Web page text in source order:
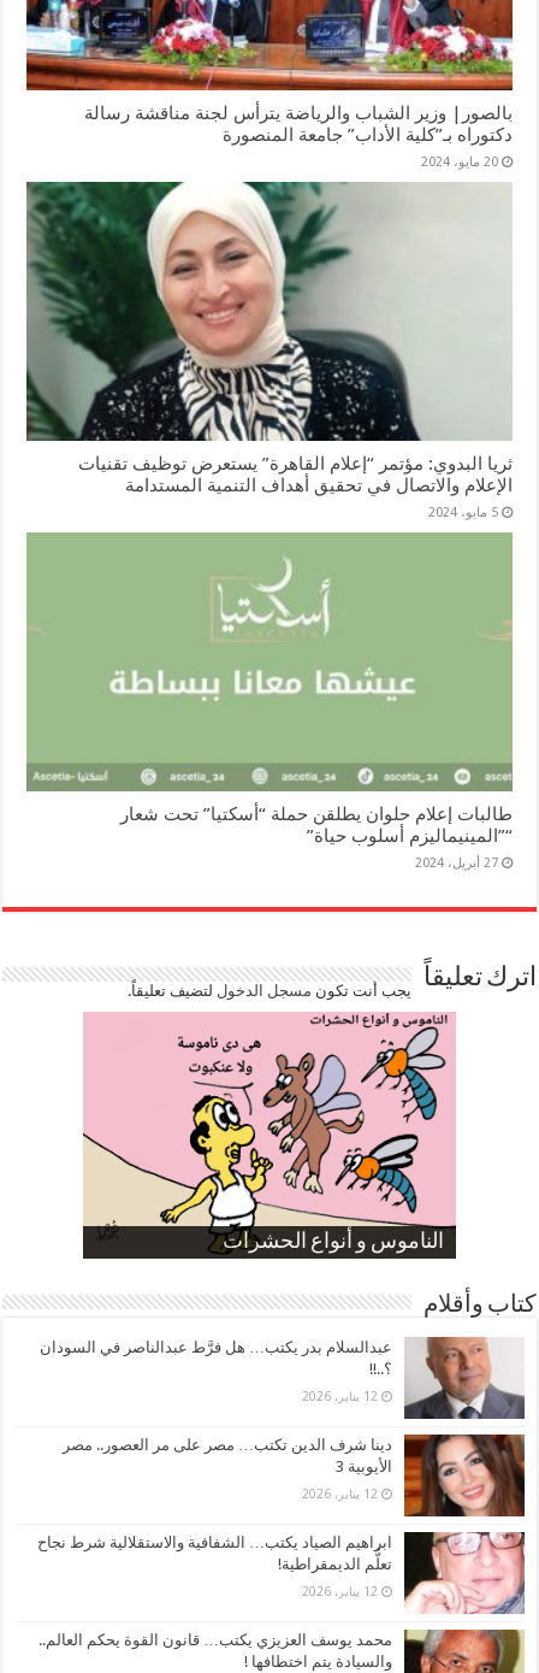
بالصور| وزير الشباب والرياضة يترأس لجنة مناقشة رسالة
دكتوراه بـ”كلية الأداب” جامعة المنصورة
20 مايو، 2024
ثريا البدوي: مؤتمر “إعلام القاهرة” يستعرض توظيف تقنيات
الإعلام والاتصال في تحقيق أهداف التنمية المستدامة
5 مايو، 2024
طالبات إعلام حلوان يطلقن حملة “أسكتيا” تحت شعار
“”المينيماليزم أسلوب حياة”
27 أبريل، 2024
اترك تعليقاً يجب أنت تكون مسجل الدخوللتضيف تعليقاً.
الناموس و أنواع الحشرات
الموظفين بعد ارتفاع الأسعار
ارتفاع نسبة الطلاق في مصر
صورة كاركاتيرية
صورة كاركاتيرية
كتاب وأقلام
عبدالسلام بدر يكتب… هل فرَّط عبدالناصر في السودان
؟..!!
12 يناير، 2026
دينا شرف الدين تكتب… مصر على مر العصور.. مصر
الأيوبية 3
12 يناير، 2026
ابراهيم الصياد يكتب… الشفافية والاستقلالية شرط نجاح
تعلُّم الديمقراطية!
12 يناير، 2026
محمد يوسف العزيزي يكتب… قانون القوة يحكم العالم..
والسيادة يتم اختطافها !